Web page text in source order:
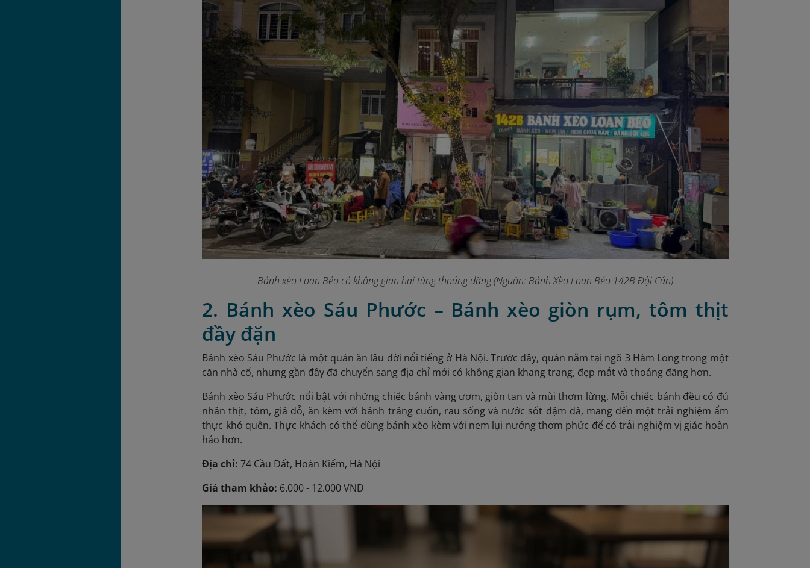
Bánh xèo Loan Béo có không gian hai tầng thoáng đãng (Nguồn: Bánh Xèo Loan Béo 142B Đội Cấn)
2. Bánh xèo Sáu Phước – Bánh xèo giòn rụm, tôm thịt
đầy đặn
Bánh xèo Sáu Phước là một quán ăn lâu đời nổi tiếng ở Hà Nội. Trước đây, quán nằm tại ngõ 3 Hàm Long trong một
căn nhà cổ, nhưng gần đây đã chuyển sang địa chỉ mới có không gian khang trang, đẹp mắt và thoáng đãng hơn.
Bánh xèo Sáu Phước nổi bật với những chiếc bánh vàng ươm, giòn tan và mùi thơm lừng. Mỗi chiếc bánh đều có đủ
nhân thịt, tôm, giá đỗ, ăn kèm với bánh tráng cuốn, rau sống và nước sốt đậm đà, mang đến một trải nghiệm ẩm
thực khó quên. Thực khách có thể dùng bánh xèo kèm với nem lụi nướng thơm phức để có trải nghiệm vị giác hoàn
hảo hơn.
Địa chỉ:74 Cầu Đất, Hoàn Kiếm, Hà Nội
Giá tham khảo: 6.000 - 12.000 VND